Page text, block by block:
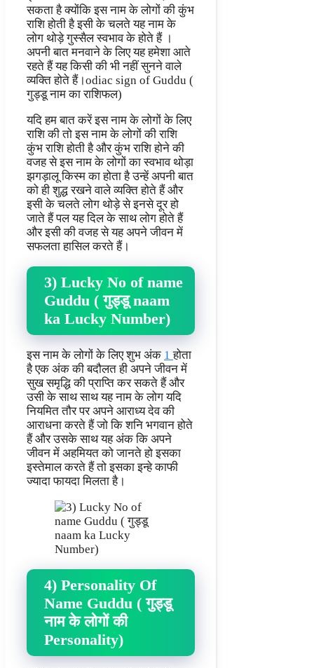
सकता है क्योंकि इस नाम के लोगों की कुंभ
राशि होती है इसी के चलते यह नाम के
लोग थोड़े गुस्सैल स्वभाव के होते हैं ।
अपनी बात मनवाने के लिए यह हमेशा आते
रहते हैं यह किसी की भी नहीं सुनने वाले
व्यक्ति होते हैं।odiac sign of Guddu (
गुड्डू नाम का राशिफल)
यदि हम बात करें इस नाम के लोगों के लिए
राशि की तो इस नाम के लोगों की राशि
कुंभ राशि होती है और कुंभ राशि होने की
वजह से इस नाम के लोगों का स्वभाव थोड़ा
झगड़ालू किस्म का होता है उन्हें अपनी बात
को ही शुद्ध रखने वाले व्यक्ति होते हैं और
इसी के चलते लोग थोड़े से इनसे दूर हो
जाते हैं पल यह दिल के साथ लोग होते हैं
और इसी की वजह से यह अपने जीवन में
सफलता हासिल करते हैं।
3) Lucky No of name
Guddu ( गुड्डू naam
ka Lucky Number)
इस नाम के लोगों के लिए शुभ अंक 1होता
है एक अंक की बदौलत ही अपने जीवन में
सुख समृद्धि की प्राप्ति कर सकते हैं और
उसी के साथ साथ यह नाम के लोग यदि
नियमित तौर पर अपने आराध्य देव की
आराधना करते हैं जो कि शनि भगवान होते
हैं और उसके साथ यह अंक कि अपने
जीवन में अहमियत को जानते हो इसका
इस्तेमाल करते हैं तो इसका इन्हे काफी
ज्यादा फायदा मिलता है।
4) Personality Of
Name Guddu ( गुड्डू
नाम के लोगों की
Personality)